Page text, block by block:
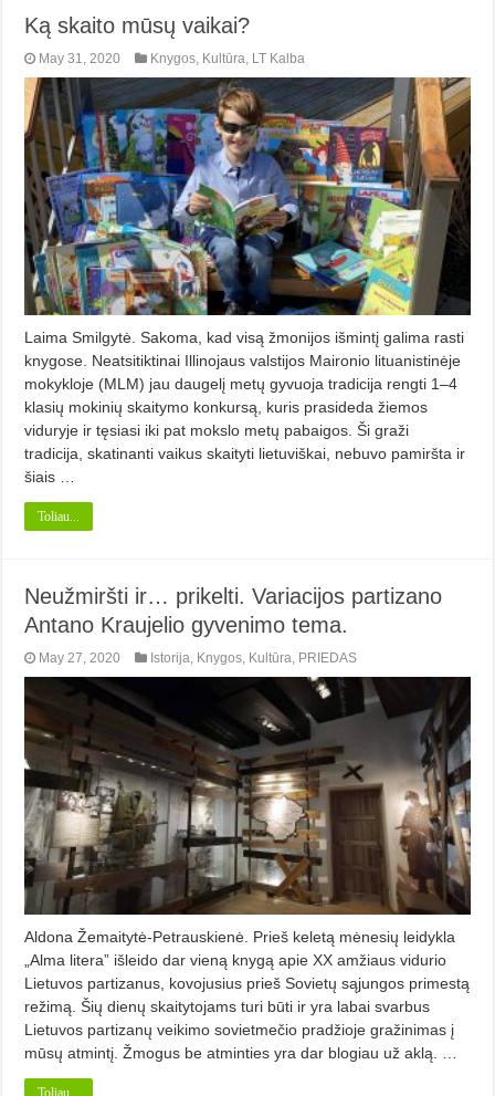
Ką skaito mūsų vaikai?
May 31, 2020 Knygos, Kultūra, LT Kalba
Laima Smilgytė. Sakoma, kad visą žmonijos iš­min­tį galima rasti
knygose. Neatsi­tik­ti­nai Illinojaus valstijos Maironio lituanistinėje
mokykloje (MLM) jau daugelį metų gyvuoja tradicija rengti 1–4
klasių mokinių skaitymo konkur­są, kuris prasideda žiemos
viduryje ir tęsiasi iki pat mokslo metų pabaigos. Ši graži
tradicija, skatinanti vai­kus skaityti lietuviškai, nebuvo pa­miršta ir
šiais …
Toliau...
Neužmiršti ir… prikelti. Variacijos partizano
Antano Kraujelio gyvenimo tema.
May 27, 2020 Istorija, Knygos, Kultūra, PRIEDAS
Aldona Žemaitytė-Petrauskienė. Prieš keletą mėnesių leidykla
„Alma litera” išleido dar vieną knygą apie XX amžiaus vidurio
Lietuvos partizanus, kovojusius prieš Sovietų sąjungos primestą
režimą. Šių dienų skaitytojams turi būti ir yra labai svarbus
Lietuvos partizanų veikimo sovietmečio pradžioje gražinimas į
mūsų atmintį. Žmogus be atminties yra dar blogiau už aklą. …
Toliau...